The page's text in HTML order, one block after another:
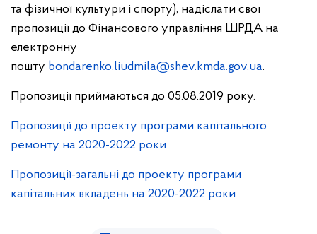
та фізичної культури і спорту), надіслати свої
пропозиції до Фінансового управління ШРДА на
електронну
пошту bondarenko.liudmila@shev.kmda.gov.ua.
Пропозиції приймаються до 05.08.2019 року.
Пропозиції до проекту програми капітального
ремонту на 2020-2022 роки
Пропозиції-загальні до проекту програми
капітальних вкладень на 2020-2022 роки